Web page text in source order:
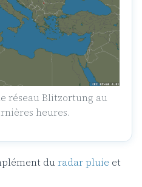
réseau Blitzortung au
heures.
duradar pluie et